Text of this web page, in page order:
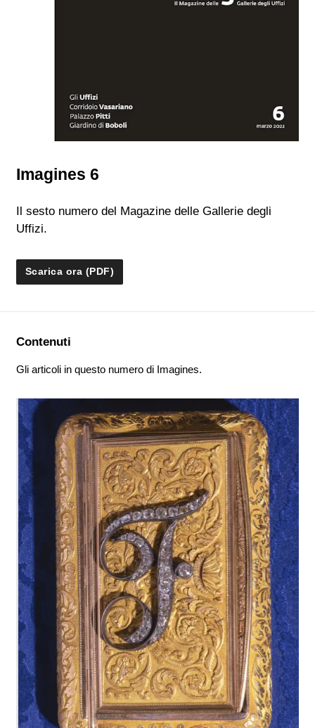
Imagines 6
Il sesto numero del Magazine delle Gallerie degli
Uffizi.
Scarica ora (PDF)
Contenuti
Gli articoli in questo numero di Imagines.